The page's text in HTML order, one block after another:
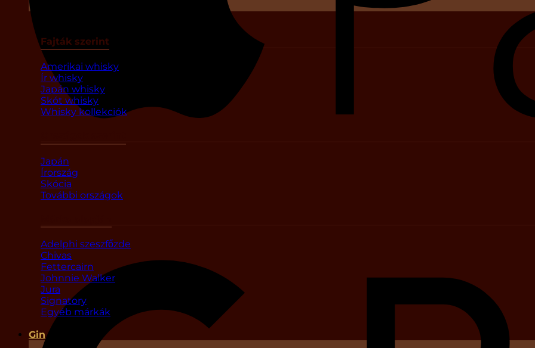
Fajták szerint
Amerikai whisky
Ír whisky
Japán whisky
Skót whisky
Whisky kollekciók
Japán
Írország
Skócia
További országok
Adelphi szeszfőzde
Chivas
Fettercairn
Johnnie Walker
Jura
Signatory
Egyéb márkák
Gin